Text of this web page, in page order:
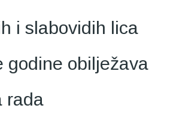
i slabovidih lica
godine obilježava
rada